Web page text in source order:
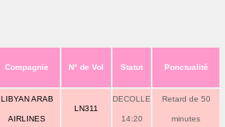
Compagnie N° de Vol Statut Ponctualité
LIBYAN ARAB
AIRLINES
LN311
DECOLLE
14:20
Retard de 50
minutes